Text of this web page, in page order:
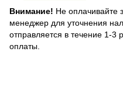
Внимание! Не оплачивайте
менеджер для уточнения
отправляется в течение 1-3
оплаты.